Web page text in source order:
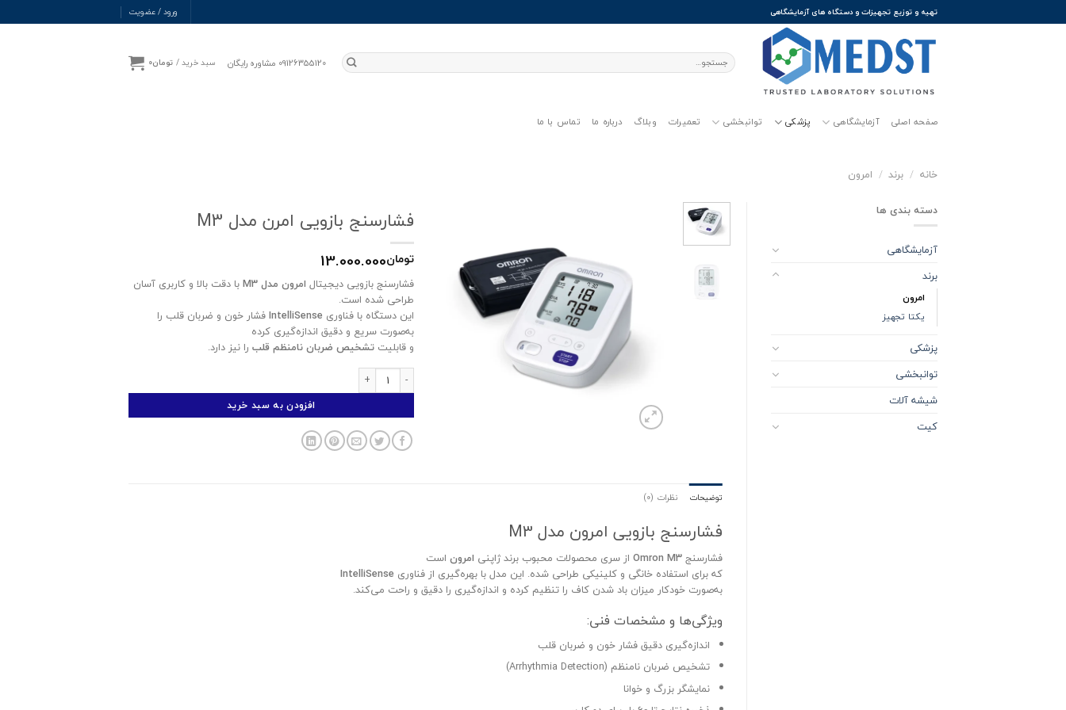
to
تهیه و توزیع تجهیزات و دستگاه های آزمایشگاهی ورود / عضویت
جستجو
برای:
09126355120 مشاوره رایگان سبد خرید / تومان0
صفحه اصلی آزمایشگاهی پزشکی توانبخشی تعمیرات وبلاگ درباره ما تماس با ما
خانه / برند / امرون
دسته بندی ها
آزمایشگاهی
برند
امرون
یکتا تجهیز
پزشکی
توانبخشی
شیشه آلات
کیت
فشارسنج بازویی امرن مدل M3
تومان13.000.000
فشارسنج بازویی دیجیتال امرون مدل M3
با دقت بالا و کاربری آسان
طراحی شده است.
این دستگاه با فناوری IntelliSenseفشار خون و ضربان قلب را
به‌صورت سریع و دقیق اندازه‌گیری کرده
و قابلیتتشخیص ضربان نامنظم قلب را نیز دارد.
فشارسنج بازویی امرن مدل M3 عدد
افزودن به سبد خرید
توضیحات نظرات (0)
فشارسنج بازویی امرون مدل M3
فشارسنجOmron M3 از سری محصولات محبوب برند ژاپنی امرون است
که برای استفاده خانگی و کلینیکی طراحی شده. این مدل با بهره‌گیری از فناوری IntelliSense
به‌صورت خودکار میزان باد شدن کاف را تنظیم کرده و اندازه‌گیری را دقیق و راحت می‌کند.
ویژگی‌ها و مشخصات فنی:
اندازه‌گیری دقیق فشار خون و ضربان قلب
تشخیص ضربان نامنظم (Arrhythmia Detection)
نمایشگر بزرگ و خوانا